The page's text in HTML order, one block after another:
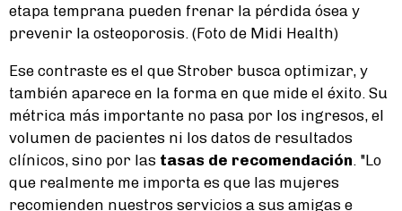
etapa temprana pueden frenar la pérdida ósea y
prevenir la osteoporosis. (Foto de Midi Health)
Ese contraste es el que Strober busca optimizar, y
también aparece en la forma en que mide el éxito. Su
métrica más importante no pasa por los ingresos, el
volumen de pacientes ni los datos de resultados
clínicos, sino por las tasas de recomendación . "Lo
que realmente me importa es que las mujeres
recomienden nuestros servicios a sus amigas e